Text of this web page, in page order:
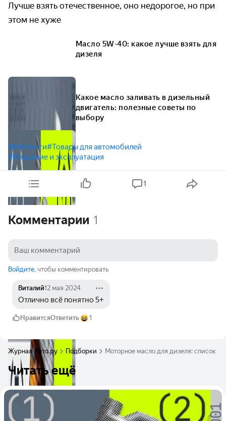
Лучше взять отечественное, оно недорогое, но при
этом не хуже
Масло 5W-40: какое лучше взять для
дизеля
Какое масло заливать в дизельный
двигатель: полезные советы по
выбору
#Рейтинги#Товары для автомобилей
#Владение и эксплуатация
1
Комментарии 1
Войдите, чтобы комментировать
Виталий12 мая 2024
Отлично всё понятно 5+
НравитсяОтветить 1
Журнал Авто.ру Подборки Моторное масло для дизеля: список и
Читать ещё